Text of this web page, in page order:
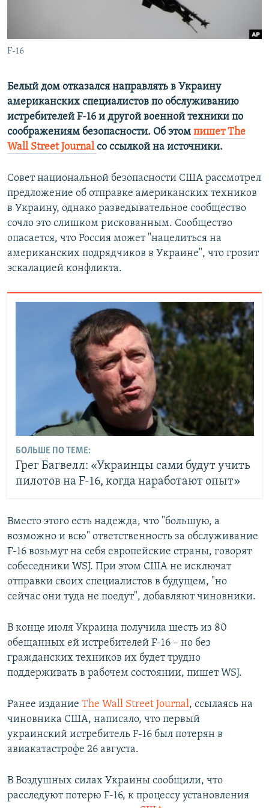
ELIFBE
Все сайты RFE/RL
F-16
Белый дом отказался направлять в Украину
американских специалистов по обслуживанию
истребителей F-16 и другой военной техники по
соображениям безопасности. Об этом пишет The
Wall Street Journalсо ссылкой на источники.
Совет национальной безопасности США рассмотрел
предложение об отправке американских техников
в Украину, однако разведывательное сообщество
сочло это слишком рискованным. Сообщество
опасается, что Россия может "нацелиться на
американских подрядчиков в Украине", что грозит
эскалацией конфликта.
БОЛЬШЕ ПО ТЕМЕ:
Грег Багвелл: «Украинцы сами будут учить
пилотов на F-16, когда наработают опыт»
Вместо этого есть надежда, что "большую, а
возможно и всю" ответственность за обслуживание
F-16 возьмут на себя европейские страны, говорят
собеседники WSJ. При этом США не исключат
отправки своих специалистов в будущем, "но
сейчас они туда не поедут", добавляют чиновники.
В конце июля Украина получила шесть из 80
обещанных ей истребителей F-16 – но без
гражданских техников их будет трудно
поддерживать в рабочем состоянии, пишет WSJ.
Ранее издание The Wall Street Journal, ссылаясь на
чиновника США, написало, что первый
украинский истребитель F-16 был потерян в
авиакатастрофе 26 августа.
В Воздушных силах Украины сообщили, что
расследуют потерю F-16, к процессу установления